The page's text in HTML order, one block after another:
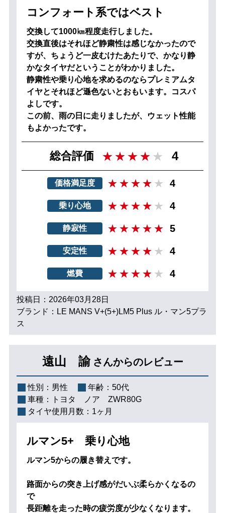
コンフォート系ではベスト
交換して1000㎞程度走行しました。
交換直後はそれほど静粛性は感じなかったので
すが、ちょうど一皮むけたあたりで、かなり静
かなタイヤだということがわかりました。
静粛性や乗り心地を求めるのならプレミアムタ
イヤとそれほど遜色ないとおもいます。コスパ
よしです。
この前、雨の日に走りましたが、ウェット性能
もよかったです。
総合評価 4
価格満足度 4
乗り心地 4
静寂性 5
安定性 4
燃費 4
投稿日：2026年03月28日
ブランド：LE MANS V+(5+)LM5 Plus ル・マン5プラ
ス
遠山 諭 さんからのレビュー
性別： 男性 年齢： 50代
車種：
トヨタ ノア ZWR80G
タイヤ使用月数： 1ヶ月
ルマン5+ 乗り心地
ルマン5からの履き替えです。
路面からの突き上げ感がだいぶ柔らかくなるの
で
長距離を走った時の疲労度が少なくなります。